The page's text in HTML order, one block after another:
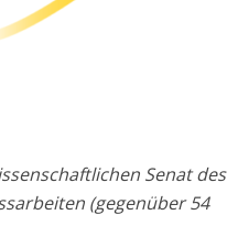
Senat des
(gegenüber 54